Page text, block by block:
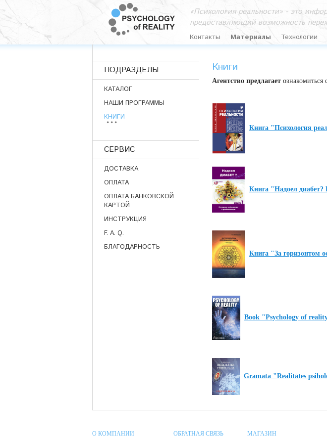
«Психология реальности» - это
предоставляющий возможность
Контакты Материалы Технологии
ПОДРАЗДЕЛЫ
КАТАЛОГ
НАШИ ПРОГРАММЫ
КНИГИ
СЕРВИС
ДОСТАВКА
ОПЛАТА
ОПЛАТА БАНКОВСКОЙ
КАРТОЙ
ИНСТРУКЦИЯ
F. A. Q.
БЛАГОДАРНОСТЬ
Книги
Агентство предлагает ознакомиться
Книга "Психология
Книга "Надоел диабет?
Книга "За горизонтом
Book "Psychology of
Gramata "Realitātes
О КОМПАНИИ ОБРАТНАЯ СВЯЗЬ МАГАЗИН